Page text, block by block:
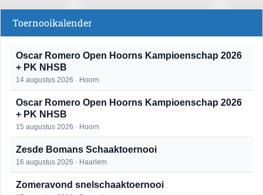
Toernooikalender
Oscar Romero Open Hoorns Kampioenschap 2026
+ PK NHSB
14 augustus 2026 · Hoorn
Oscar Romero Open Hoorns Kampioenschap 2026
+ PK NHSB
15 augustus 2026 · Hoorn
Zesde Bomans Schaaktoernooi
16 augustus 2026 · Haarlem
Zomeravond snelschaaktoernooi